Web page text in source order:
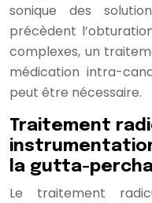
sonique des
précèdent
complexes, un
médication intra-
peut être nécessaire.
Traitement
la gutta-
Le traitement